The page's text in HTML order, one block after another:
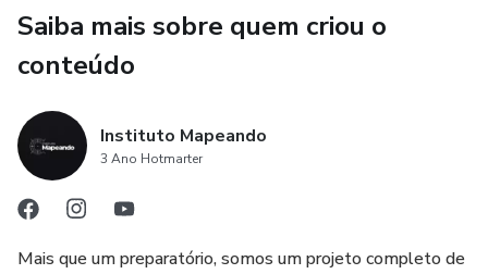
Saiba mais sobre quem criou o
conteúdo
Instituto Mapeando
3 Ano Hotmarter
Mais que um preparatório, somos um projeto completo de